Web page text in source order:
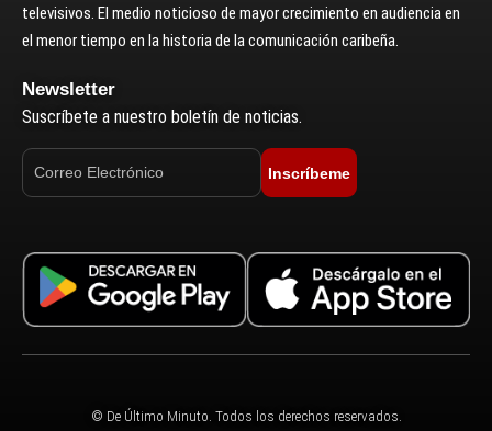
televisivos. El medio noticioso de mayor crecimiento en audiencia en
el menor tiempo en la historia de la comunicación caribeña.
Newsletter
Suscríbete a nuestro boletín de noticias.
Inscríbeme
© De Último Minuto. Todos los derechos reservados.